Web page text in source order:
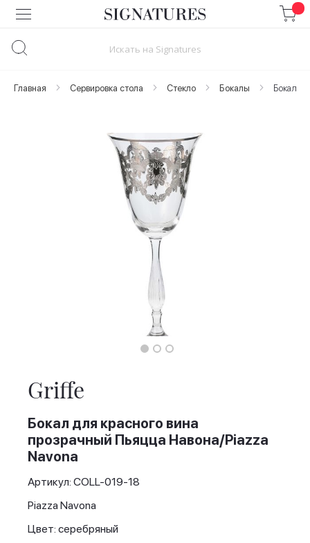
Skip
to
Главная Сервировка стола Стекло Бокалы Бокал
beginning
of
the
images
gallery
Griffe
Бокал для красного вина
прозрачный Пьяцца Навона/Piazza
Navona
Артикул: COLL-019-18
Piazza Navona
Цвет: серебряный